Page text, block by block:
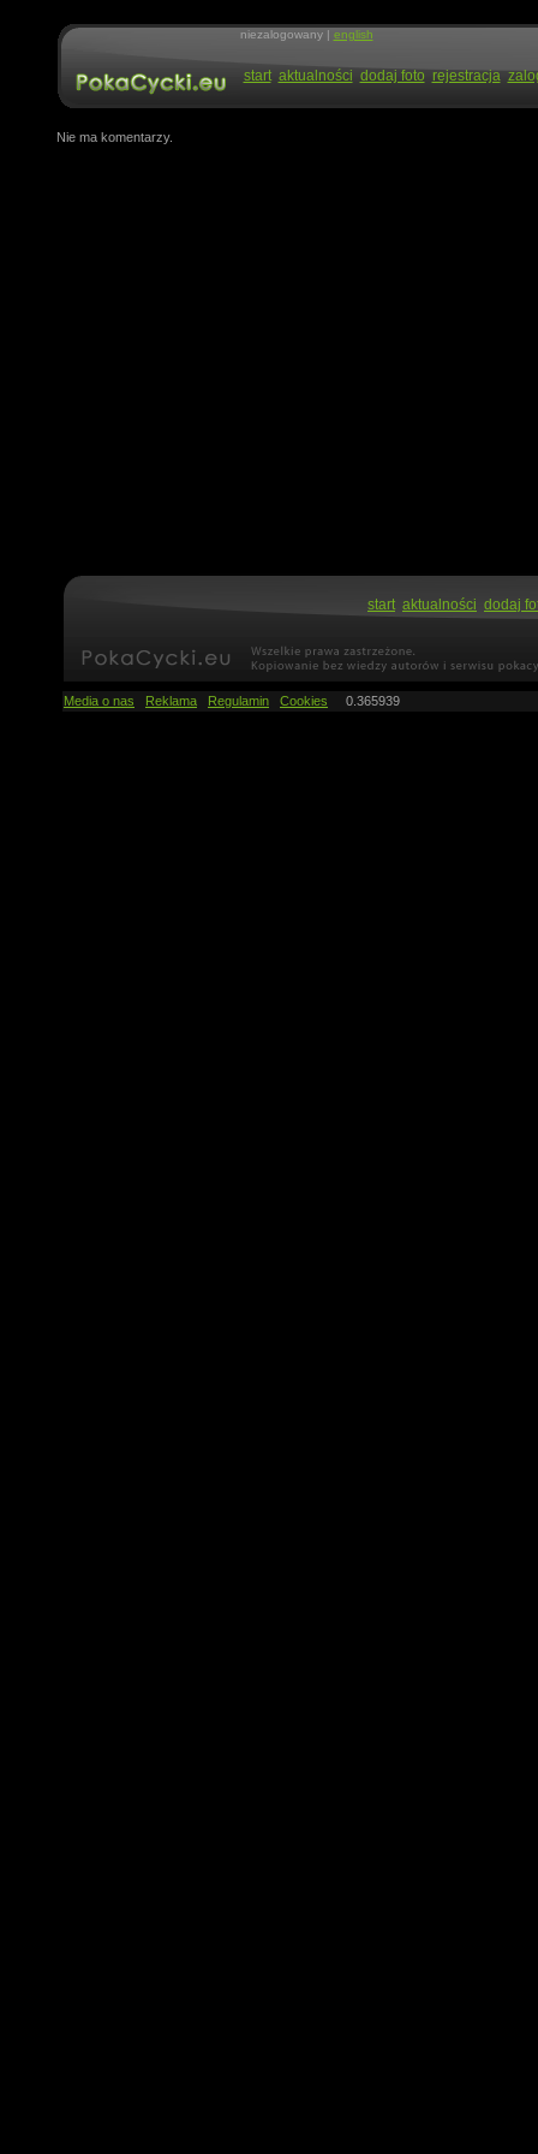
niezalogowany | english
start aktualności dodaj foto rejestracja
Nie ma komentarzy.
start aktualności dodaj
Media o nas Reklama Regulamin Cookies 0.365939